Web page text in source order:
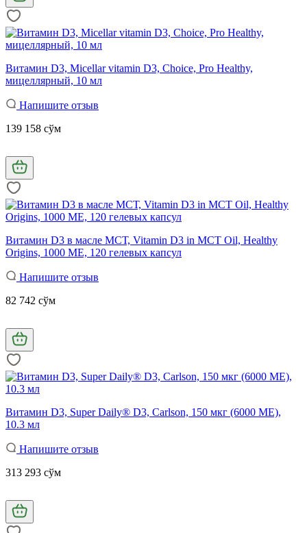
Витамин D3, Micellar vitamin D3, Choice, Pro Healthy,
мицеллярный, 10 мл
Напишите отзыв
139 158 сўм
Витамин D3 в масле МСТ, Vitamin D3 in MCT Oil, Healthy
Origins, 1000 МЕ, 120 гелевых капсул
Напишите отзыв
82 742 сўм
Витамин D3, Super Daily® D3, Carlson, 150 мкг (6000 МЕ),
10.3 мл
Напишите отзыв
313 293 сўм